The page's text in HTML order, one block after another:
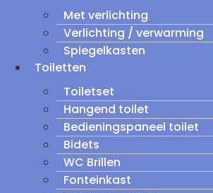
Met verlichting
Verlichting / verwarming
Spiegelkasten
Toiletten
Toiletset
Hangend toilet
Bedieningspaneel toilet
Bidets
WC Brillen
Fonteinkast